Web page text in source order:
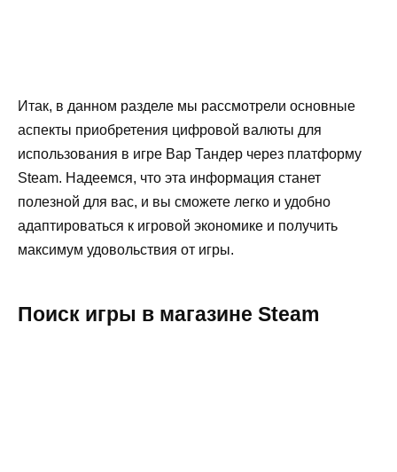
Итак, в данном разделе мы рассмотрели основные
аспекты приобретения цифровой валюты для
использования в игре Вар Тандер через платформу
Steam. Надеемся, что эта информация станет
полезной для вас, и вы сможете легко и удобно
адаптироваться к игровой экономике и получить
максимум удовольствия от игры.
Поиск игры в магазине Steam